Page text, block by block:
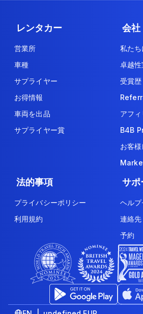
レンタカー
営業所
車種
サプライヤー
お得情報
車両を出品
サプライヤー賞
会社
私た
卓越
受賞歴
アフ
B4B
お客
法的事項
プライバシーポリシー
利用規約
サポ
ヘル
連絡先
予約